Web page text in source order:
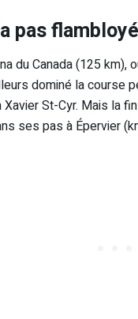
pas
du Canada (125
dominé la
Xavier St-Cyr. Mais la
ses pas à Épervier